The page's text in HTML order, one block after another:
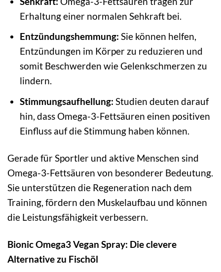
Erhaltung einer normalen Sehkraft bei.
Entzündungshemmung: Sie können helfen,
Entzündungen im Körper zu reduzieren und
somit Beschwerden wie Gelenkschmerzen zu
lindern.
Stimmungsaufhellung: Studien deuten darauf
hin, dass Omega-3-Fettsäuren einen positiven
Einfluss auf die Stimmung haben können.
Gerade für Sportler und aktive Menschen sind
Omega-3-Fettsäuren von besonderer Bedeutung.
Sie unterstützen die Regeneration nach dem
Training, fördern den Muskelaufbau und können
die Leistungsfähigkeit verbessern.
Bionic Omega3 Vegan Spray: Die clevere
Alternative zu Fischöl